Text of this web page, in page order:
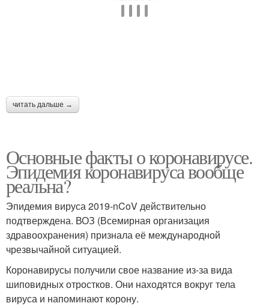
читать дальше →
Основные факты о коронавирусе.
Эпидемия коронавируса вообще
реальна?
Эпидемия вируса 2019-nCoV действительно
подтверждена. ВОЗ (Всемирная организация
здравоохранения) признала её международной
чрезвычайной ситуацией.
Коронавирусы получили свое название из-за вида
шиповидных отростков. Они находятся вокруг тела
вируса и напоминают корону.